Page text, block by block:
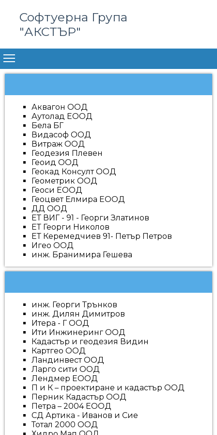
Софтуерна Група
"АКСТЪР"
Аквагон ООД
Аутолад ЕООД
Бела БГ
Видасоф ООД
Витраж ООД
Геодезия Плевен
Геоид ООД
Геокад Консулт ООД
Геометрик ООД
Геоси ЕООД
Геоцвет Елмира ЕООД
ДД ООД
ЕТ ВИГ - 91 - Георги Златинов
ЕТ Георги Николов
ЕТ Керемедчиев 91- Петър Петров
Игео ООД
инж. Бранимира Гешева
инж. Георги Трънков
инж. Дилян Димитров
Итера - Г ООД
Ити Инжинеринг ООД
Кадастър и геодезия Видин
Картгео ООД
Ландинвест ООД
Ларго сити ООД
Лендмер ЕООД
П и К – проектиране и кадастър ООД
Перник Кадастър ООД
Петра – 2004 ЕООД
СД Артика - Иванов и Сие
Тотал 2000 ООД